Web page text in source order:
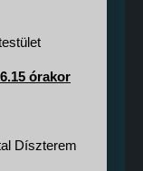
órakor
Díszterem